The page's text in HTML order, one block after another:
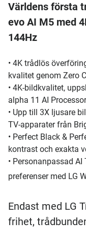
Världens första
evo AI M5 med
144Hz
• 4K trådlös
kvalitet genom Zero
• 4K-bildkvalitet,
alpha 11 AI
• Upp till 3X ljusare
TV-apparater från
• Perfect Black &
kontrast och exakta
• Personanpassad
preferenser med LG
Endast med LG
frihet,